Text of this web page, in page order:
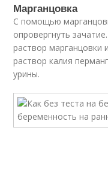
Марганцовка
С помощью
опровергнуть
раствор
раствор калия
урины.